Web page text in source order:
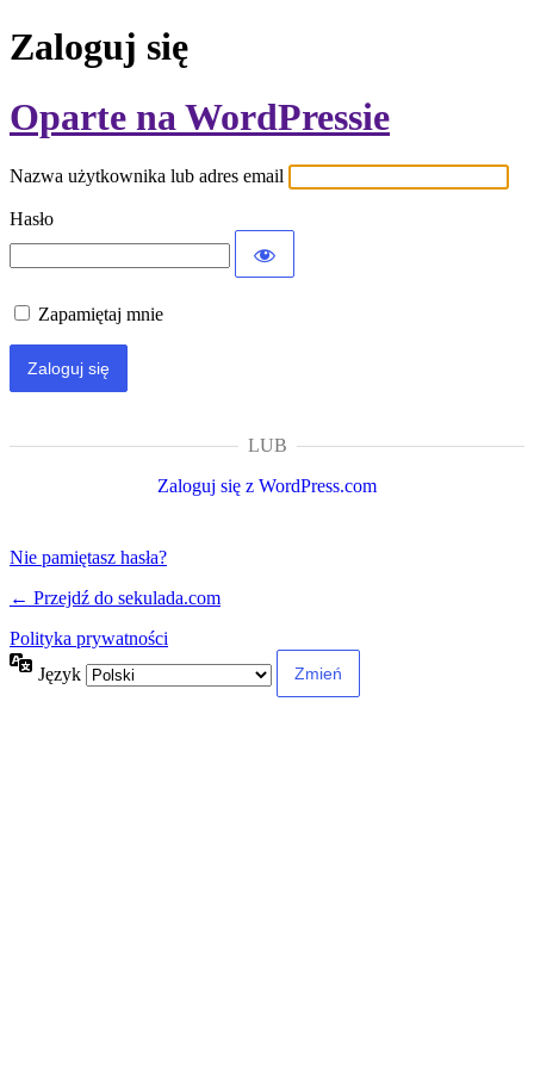
Zaloguj się
Oparte na WordPressie
Nazwa użytkownika lub adres email
Hasło
Zapamiętaj mnie
LUB
Zaloguj się z WordPress.com
Nie pamiętasz hasła?
← Przejdź do sekulada.com
Polityka prywatności
Język